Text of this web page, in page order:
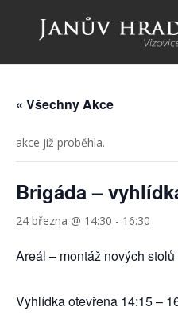
« Všechny Akce
akce již proběhla.
Brigáda –
24 března @ 14:30 - 16:30
Areál – montáž nových stolů
Vyhlídka otevřena 14:15 –